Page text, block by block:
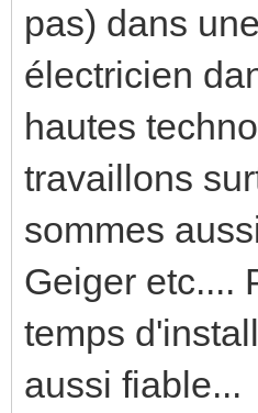
pas) dans
électricien
hautes
travaillons
sommes
Geiger etc....
temps
aussi fiable...